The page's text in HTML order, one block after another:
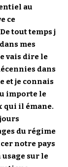
au
ce
tout temps j
mes
vais dire le
dans
et je connais
importe le
qui il émane.
du régime
notre pays
usage sur le